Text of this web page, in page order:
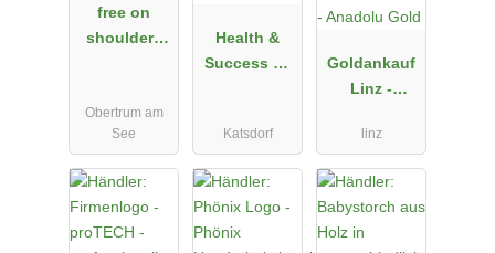
free on
shoulders
Obertrum am
See
Health &
Success by
Katsdorf
Goldankauf
Linz -
Anadolu
Gold
linz